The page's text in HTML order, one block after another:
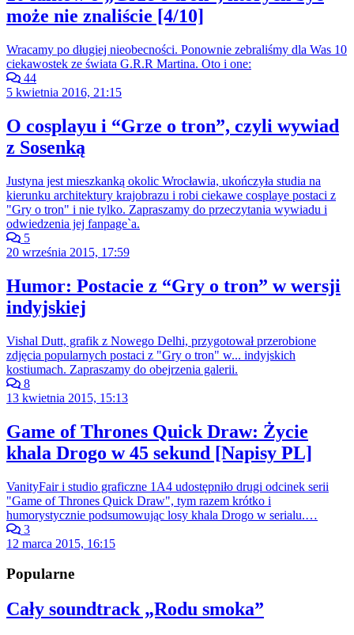
może nie znaliście [4/10]
Wracamy po długiej nieobecności. Ponownie zebraliśmy dla Was 10
ciekawostek ze świata G.R.R Martina. Oto i one:
44
5 kwietnia 2016, 21:15
O cosplayu i “Grze o tron”, czyli wywiad
z Sosenką
Justyna jest mieszkanką okolic Wrocławia, ukończyła studia na
kierunku architektury krajobrazu i robi ciekawe cosplaye postaci z
"Gry o tron" i nie tylko. Zapraszamy do przeczytania wywiadu i
odwiedzenia jej fanpage`a.
5
20 września 2015, 17:59
Humor: Postacie z “Gry o tron” w wersji
indyjskiej
Vishal Dutt, grafik z Nowego Delhi, przygotował przerobione
zdjęcia popularnych postaci z "Gry o tron" w... indyjskich
kostiumach. Zapraszamy do obejrzenia galerii.
8
13 kwietnia 2015, 15:13
Game of Thrones Quick Draw: Życie
khala Drogo w 45 sekund [Napisy PL]
VanityFair i studio graficzne 1A4 udostępniło drugi odcinek serii
"Game of Thrones Quick Draw", tym razem krótko i
humorystycznie podsumowując losy khala Drogo w serialu.…
3
12 marca 2015, 16:15
Popularne
Cały soundtrack „Rodu smoka”